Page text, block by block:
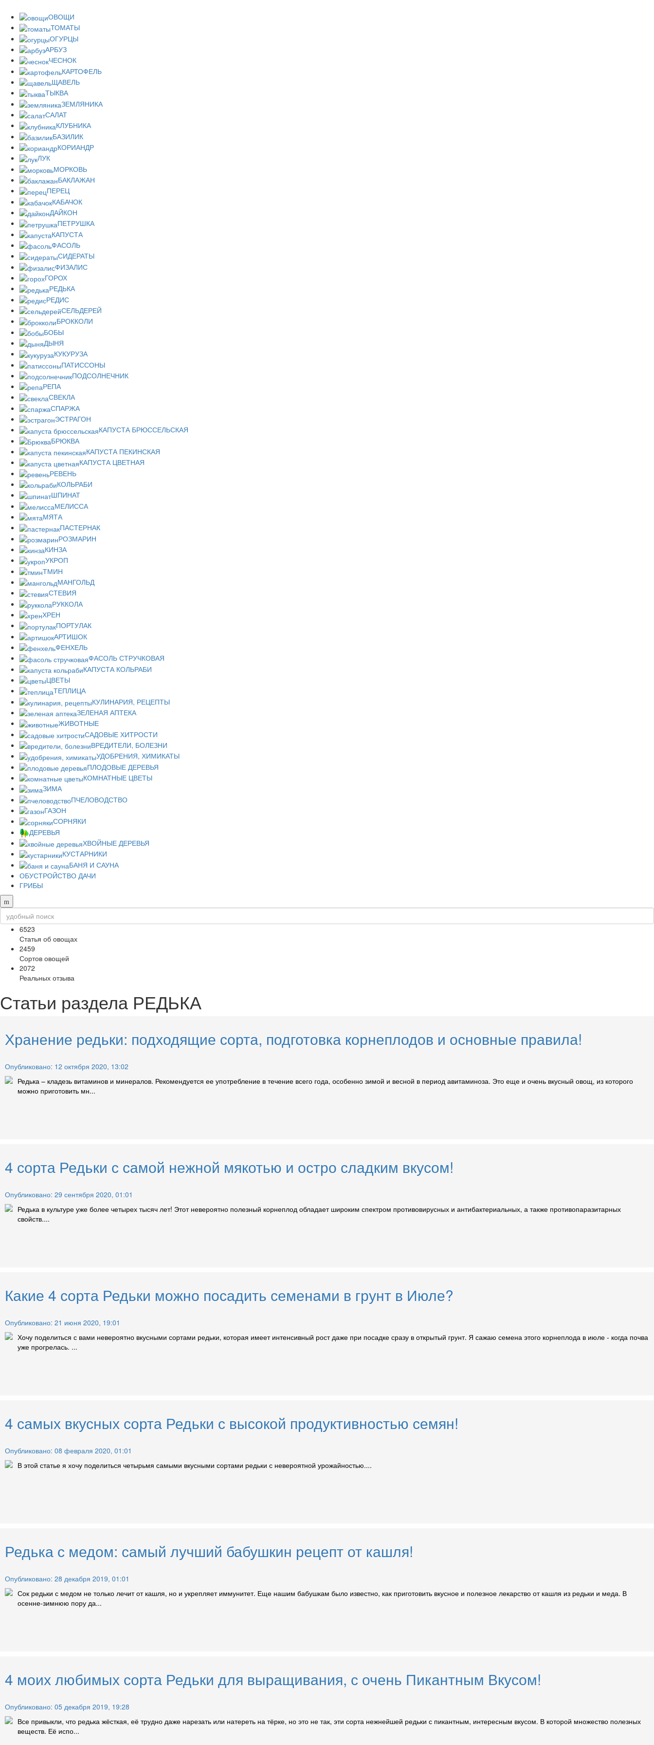
ОВОЩИ
ТОМАТЫ
ОГУРЦЫ
АРБУЗ
ЧЕСНОК
КАРТОФЕЛЬ
ЩАВЕЛЬ
ТЫКВА
ЗЕМЛЯНИКА
САЛАТ
КЛУБНИКА
БАЗИЛИК
КОРИАНДР
ЛУК
МОРКОВЬ
БАКЛАЖАН
ПЕРЕЦ
КАБАЧОК
ДАЙКОН
ПЕТРУШКА
КАПУСТА
ФАСОЛЬ
СИДЕРАТЫ
ФИЗАЛИС
ГОРОХ
РЕДЬКА
РЕДИС
СЕЛЬДЕРЕЙ
БРОККОЛИ
БОБЫ
ДЫНЯ
КУКУРУЗА
ПАТИССОНЫ
ПОДСОЛНЕЧНИК
РЕПА
СВЕКЛА
СПАРЖА
ЭСТРАГОН
КАПУСТА БРЮССЕЛЬСКАЯ
БРЮКВА
КАПУСТА ПЕКИНСКАЯ
КАПУСТА ЦВЕТНАЯ
РЕВЕНЬ
КОЛЬРАБИ
ШПИНАТ
МЕЛИССА
МЯТА
ПАСТЕРНАК
РОЗМАРИН
КИНЗА
УКРОП
ТМИН
МАНГОЛЬД
СТЕВИЯ
РУККОЛА
ХРЕН
ПОРТУЛАК
АРТИШОК
ФЕНХЕЛЬ
ФАСОЛЬ СТРУЧКОВАЯ
КАПУСТА КОЛЬРАБИ
ЦВЕТЫ
ТЕПЛИЦА
КУЛИНАРИЯ, РЕЦЕПТЫ
ЗЕЛЕНАЯ АПТЕКА
ЖИВОТНЫЕ
САДОВЫЕ ХИТРОСТИ
ВРЕДИТЕЛИ, БОЛЕЗНИ
УДОБРЕНИЯ, ХИМИКАТЫ
ПЛОДОВЫЕ ДЕРЕВЬЯ
КОМНАТНЫЕ ЦВЕТЫ
ЗИМА
ПЧЕЛОВОДСТВО
ГАЗОН
СОРНЯКИ
ДЕРЕВЬЯ
ХВОЙНЫЕ ДЕРЕВЬЯ
КУСТАРНИКИ
БАНЯ И САУНА
ОБУСТРОЙСТВО ДАЧИ
ГРИБЫ
6523
Статья об овощах
2459
Сортов овощей
2072
Реальных отзыва
Статьи раздела РЕДЬКА
Хранение редьки: подходящие сорта, подготовка корнеплодов и основные правила!
Опубликовано: 12 октября 2020, 13:02
Редька – кладезь витаминов и минералов. Рекомендуется ее употребление в течение всего года, особенно зимой и весной в период авитаминоза. Это еще и очень вкусный овощ, из которого
можно приготовить мн...
4 сорта Редьки с самой нежной мякотью и остро сладким вкусом!
Опубликовано: 29 сентября 2020, 01:01
Редька в культуре уже более четырех тысяч лет! Этот невероятно полезный корнеплод обладает широким спектром противовирусных и антибактериальных, а также противопаразитарных
свойств....
Какие 4 сорта Редьки можно посадить семенами в грунт в Июле?
Опубликовано: 21 июня 2020, 19:01
Хочу поделиться с вами невероятно вкусными сортами редьки, которая имеет интенсивный рост даже при посадке сразу в открытый грунт. Я сажаю семена этого корнеплода в июле - когда почва
уже прогрелась. ...
4 самых вкусных сорта Редьки с высокой продуктивностью семян!
Опубликовано: 08 февраля 2020, 01:01
В этой статье я хочу поделиться четырьмя самыми вкусными сортами редьки с невероятной урожайностью....
Редька с медом: самый лучший бабушкин рецепт от кашля!
Опубликовано: 28 декабря 2019, 01:01
Сок редьки с медом не только лечит от кашля, но и укрепляет иммунитет. Еще нашим бабушкам было известно, как приготовить вкусное и полезное лекарство от кашля из редьки и меда. В
осенне-зимнюю пору да...
4 моих любимых сорта Редьки для выращивания, с очень Пикантным Вкусом!
Опубликовано: 05 декабря 2019, 19:28
Все привыкли, что редька жёсткая, её трудно даже нарезать или натереть на тёрке, но это не так, эти сорта нежнейшей редьки с пикантным, интересным вкусом. В которой множество полезных
веществ. Её испо...